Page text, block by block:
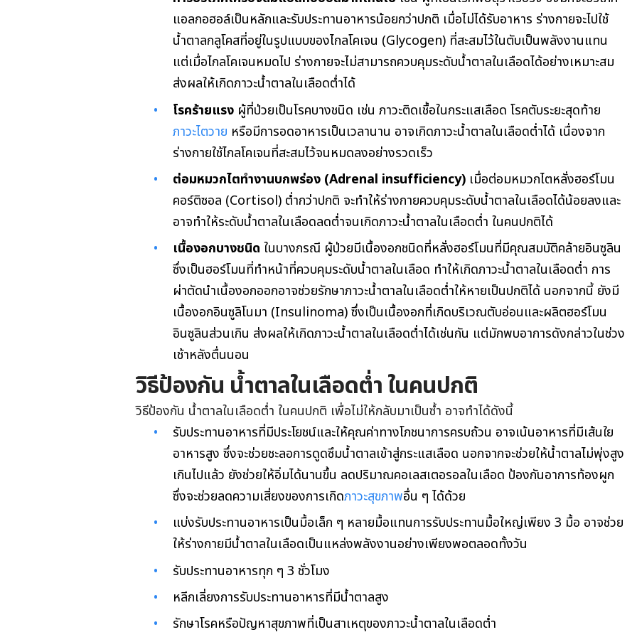
แอลกอฮอล์เป็นหลักและรับประทานอาหารน้อยกว่าปกติ เมื่อไม่ได้รับอาหาร ร่างกายจะไปใช้
น้ำตาลกลูโคสที่อยู่ในรูปแบบของไกลโคเจน (Glycogen) ที่สะสมไว้ในตับเป็นพลังงานแทน
แต่เมื่อไกลโคเจนหมดไป ร่างกายจะไม่สามารถควบคุมระดับน้ำตาลในเลือดได้อย่างเหมาะสม
ส่งผลให้เกิดภาวะน้ำตาลในเลือดต่ำได้
โรคร้ายแรง ผู้ที่ป่วยเป็นโรคบางชนิด เช่น ภาวะติดเชื้อในกระแสเลือด โรคตับระยะสุดท้าย
ภาวะไตวาย หรือมีการอดอาหารเป็นเวลานาน อาจเกิดภาวะน้ำตาลในเลือดต่ำได้ เนื่องจาก
ร่างกายใช้ไกลโคเจนที่สะสมไว้จนหมดลงอย่างรวดเร็ว
ต่อมหมวกไตทำงานบกพร่อง (Adrenal insufficiency) เมื่อต่อมหมวกไตหลั่งฮอร์โมน
คอร์ติซอล (Cortisol) ต่ำกว่าปกติ จะทำให้ร่างกายควบคุมระดับน้ำตาลในเลือดได้น้อยลงและ
อาจทำให้ระดับน้ำตาลในเลือดลดต่ำจนเกิดภาวะน้ำตาลในเลือดต่ำ ในคนปกติได้
เนื้องอกบางชนิด ในบางกรณี ผู้ป่วยมีเนื้องอกชนิดที่หลั่งฮอร์โมนที่มีคุณสมบัติคล้ายอินซูลิน
ซึ่งเป็นฮอร์โมนที่ทำหน้าที่ควบคุมระดับน้ำตาลในเลือด ทำให้เกิดภาวะน้ำตาลในเลือดต่ำ การ
ผ่าตัดนำเนื้องอกออกอาจช่วยรักษาภาวะน้ำตาลในเลือดต่ำให้หายเป็นปกติได้ นอกจากนี้ ยังมี
เนื้องอกอินซูลิโนมา (Insulinoma) ซึ่งเป็นเนื้องอกที่เกิดบริเวณตับอ่อนและผลิตฮอร์โมน
อินซูลินส่วนเกิน ส่งผลให้เกิดภาวะน้ำตาลในเลือดต่ำได้เช่นกัน แต่มักพบอาการดังกล่าวในช่วง
เช้าหลังตื่นนอน
วิธีป้องกัน น้ำตาลในเลือดต่ำ ในคนปกติ
วิธีป้องกัน น้ำตาลในเลือดต่ำ ในคนปกติ เพื่อไม่ให้กลับมาเป็นซ้ำ อาจทำได้ดังนี้
รับประทานอาหารที่มีประโยชน์และให้คุณค่าทางโภชนาการครบถ้วน อาจเน้นอาหารที่มีเส้นใย
อาหารสูง ซึ่งจะช่วยชะลอการดูดซึมน้ำตาลเข้าสู่กระแสเลือด นอกจากจะช่วยให้น้ำตาลไม่พุ่งสูง
เกินไปแล้ว ยังช่วยให้อิ่มได้นานขึ้น ลดปริมาณคอเลสเตอรอลในเลือด ป้องกันอาการท้องผูก
ซึ่งจะช่วยลดความเสี่ยงของการเกิดภาวะสุขภาพอื่น ๆ ได้ด้วย
แบ่งรับประทานอาหารเป็นมื้อเล็ก ๆ หลายมื้อแทนการรับประทานมื้อใหญ่เพียง 3 มื้อ อาจช่วย
ให้ร่างกายมีน้ำตาลในเลือดเป็นแหล่งพลังงานอย่างเพียงพอตลอดทั้งวัน
รับประทานอาหารทุก ๆ 3 ชั่วโมง
หลีกเลี่ยงการรับประทานอาหารที่มีน้ำตาลสูง
รักษาโรคหรือปัญหาสุขภาพที่เป็นสาเหตุของภาวะน้ำตาลในเลือดต่ำ